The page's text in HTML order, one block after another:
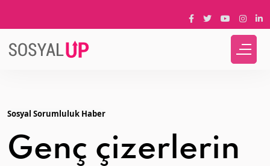
Sosyal Sorumluluk Haber
Genç çizerlerin